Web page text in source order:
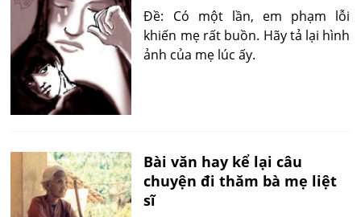
Đề: Có một lần, em phạm lỗi
khiến mẹ rất buồn. Hãy tả lại hình
ảnh của mẹ lúc ấy.
Bài văn hay kể lại câu
chuyện đi thăm bà mẹ liệt
sĩ